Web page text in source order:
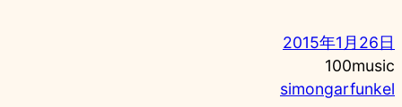
2015年1月26日
100music
simongarfunkel